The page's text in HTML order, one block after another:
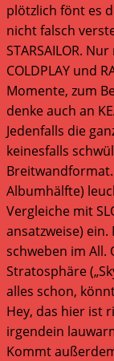
plötzlich fönt es
nicht falsch
STARSAILOR.
COLDPLAY und
Momente, zum
denke auch an
Jedenfalls die
keinesfalls
Albumhälfte)
Vergleiche mit
ansatzweise)
schweben im All.
Stratosphäre
alles schon,
Hey, das hier ist
irgendein
Kommt